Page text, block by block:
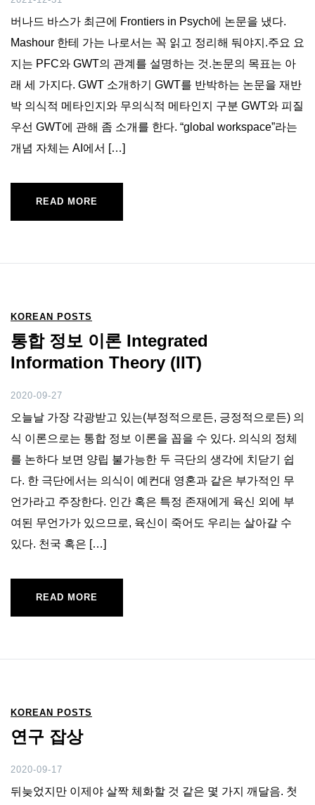
버나드 바스가 최근에 Frontiers in Psych에 논문을 냈다.
Mashour 한테 가는 나로서는 꼭 읽고 정리해 둬야지.주요 요
지는 PFC와 GWT의 관계를 설명하는 것.논문의 목표는 아
래 세 가지다. GWT 소개하기 GWT를 반박하는 논문을 재반
박 의식적 메타인지와 무의식적 메타인지 구분 GWT와 피질
우선 GWT에 관해 좀 소개를 한다. “global workspace”라는
개념 자체는 AI에서 […]
READ MORE
KOREAN POSTS
통합 정보 이론 Integrated
Information Theory (IIT)
2020-09-27
오늘날 가장 각광받고 있는(부정적으로든, 긍정적으로든) 의
식 이론으로는 통합 정보 이론을 꼽을 수 있다. 의식의 정체
를 논하다 보면 양립 불가능한 두 극단의 생각에 치닫기 쉽
다. 한 극단에서는 의식이 예컨대 영혼과 같은 부가적인 무
언가라고 주장한다. 인간 혹은 특정 존재에게 육신 외에 부
여된 무언가가 있으므로, 육신이 죽어도 우리는 살아갈 수
있다. 천국 혹은 […]
READ MORE
KOREAN POSTS
연구 잡상
2020-09-17
뒤늦었지만 이제야 살짝 체화할 것 같은 몇 가지 깨달음. 첫